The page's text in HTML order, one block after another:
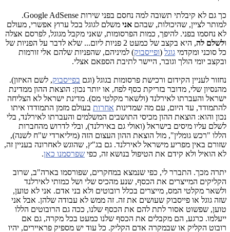
כך גם לא קיבלתי תשובה למה נחסם בפני שירות Google AdSense.
למותר לציין, שהיכולות, שבהם אני משלם לגוגל בכל ערוץ אפשרי, מעולם
לא נחסמו בפני. להיפך, כמות הפרסומות, שאני מקבל מגוגל, לפרסם אצלה
ולשלם לה
, היא בקצב של כמעט 2 פניות ליום... שלא לדבר על הפניות של
כל סוכני ומקדמי גוגל (ופייסבוק) למיניהם, שהפניות שלהם אלי זורמות
ובקצב יומי הולך וגובר, היישר לתיבת הספאם אצלי.
נחזור לעניין הקידום ורכישת פרסומות בגוגל (וגם בפייסבוק, לשם האיזון).
מהנסיון שלי, מדובר בזריקת כסף לפח, או יותר נכון: הוצאת ההון ממדינת
ישראל והעברתו לאירלנד (ולשאר מקלטי מס). מדינת ישראל לא הצליחה
להתמודד, עד היום, עם מה שמדינות אחרות בעולם מזמן התמודדו איתו
נכון והוא: הוצאת ההון מכיסי התושבים המשלמים והעברתו לאירלנד, בלי
לשלם עליו מיסים בישראל (ואולי גם באירלנד), ובלי לדרוש מהחברות
הללו "רכש גומלין", מול הוצאת ההון העצום הזה (מיליארדי ש"ח לשנה),
שזורם באין מפריע מישראל לאירלנד. גם בג"ץ, שהוגש לאחרונה בעניין זה,
לא הואיל ולא קידם את הטיפול בנושא זה, כפי שפרסמנו כאן.
יתרה מכך. התברר לי, כפי שנמצא במחקרים, שפורסמו בארה"ב, שרוב
הקליקים המייצרים את הכסף, שנע מהכיס שלי ושל כמותי לאירלנד
ולשאר מקלטי המס, מייצרים בכלל רובוטים ולא בני אדם. אני לא טוען,
שזה גוגל או פייסבוק שעושים את זה. זה ממש לא עבודה שלהן. אבל אני
טוען, שפשוט אסור לתת להם את הכסף שלנו, ככה גם הרובוטים הללו
ייעלמו. כרגע, הם מקבלים את הכסף שלנו כמעט בכל מקרה, גם אם
רובוט הקליק או שבמקרה אדם הקליק. כל עוד יש מספיק פראיירים, יהיו